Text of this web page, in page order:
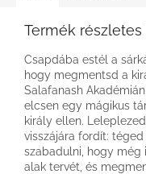
Termék részletes
Csapdába estél a
hogy megmentsd a
Salafanash
elcsen egy mágikus
király ellen.
visszájára fordít:
szabadulni, hogy
alak tervét, és